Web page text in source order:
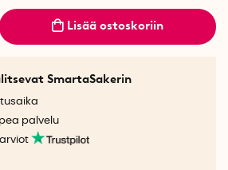
Lisää ostoskoriin
SmartaSakerin
palvelu